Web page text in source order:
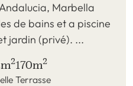
Marbella
de bains et a piscine
jardin (privé). ...
2170m2
Terrasse